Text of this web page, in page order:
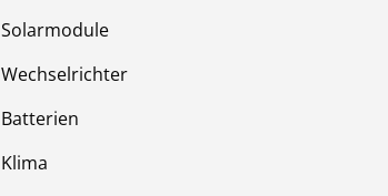
Solarmodule
Wechselrichter
Batterien
Klima